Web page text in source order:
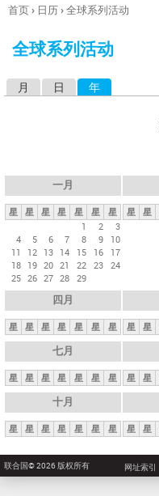
你
这
首页› 日历›全球系列活动
全球系列活动
月 日 年
一月
星 星 星 星 星 星
星
1
2
3
4
5 6 7 8 9
10
11
12 13 14 15 16
17
18 19 20 21 22 23 24
25 26 27 28 29
星 星
四月
星 星 星 星 星 星 星 星 星
七月
星 星 星 星 星 星 星 星 星
十月
星 星 星 星 星 星 星 星 星
联合国© 2026 版权所有 网址索引